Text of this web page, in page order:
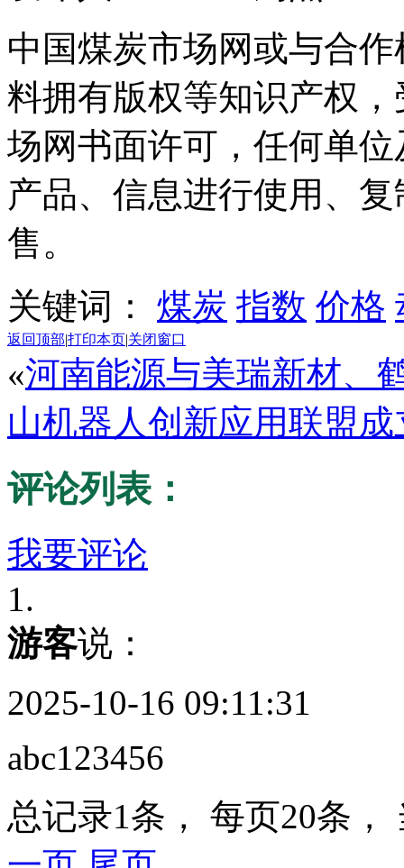
中国煤炭市场网或与合
料拥有版权等知识产权
场网书面许可，任何单
产品、信息进行使用、
售。
关键词： 煤炭 指数 价格
返回顶部|打印本页|关闭窗口
«河南能源与美瑞新材、
山机器人创新应用联盟
评论列表：
我要评论
1.
游客说：
2025-10-16 09:11:31
abc123456
总记录1条， 每页20条